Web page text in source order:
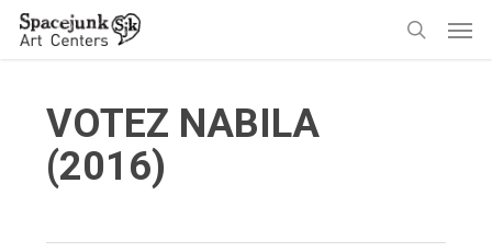
Skip
VOTEZ NABILA
(2016)